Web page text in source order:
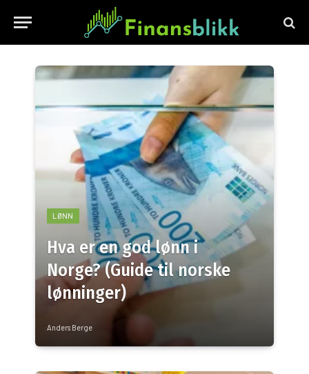
LØNN
Hva er en god lønn i
Norge? (Guide til norske
lønninger)
Anders Berge